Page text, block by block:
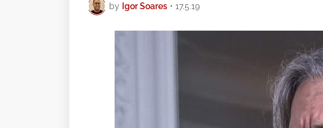
by Igor Soares • 17.5.19